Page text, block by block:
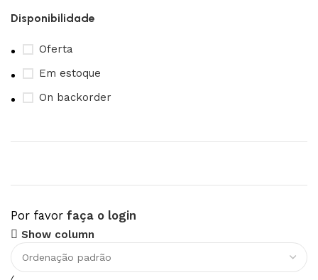
Disponibilidade
Oferta
Em estoque
On backorder
Por favor faça o login
Upholstered chair
Discount 10%
Show column